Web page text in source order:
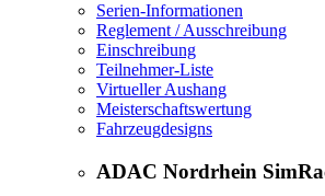
Serien-Informationen
Reglement / Ausschreibung
Einschreibung
Teilnehmer-Liste
Virtueller Aushang
Meisterschaftswertung
Fahrzeugdesigns
ADAC Nordrhein